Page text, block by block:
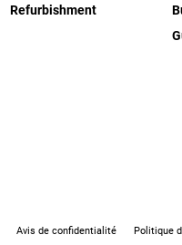
Refurbishment
Avis de confidentialité Politique